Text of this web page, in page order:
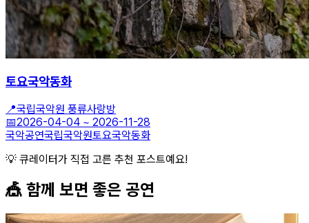
토요국악동화
📍국립국악원 풍류사랑방
📅2026-04-04 ~ 2026-11-28
국악공연국립국악원토요국악동화
💡 큐레이터가 직접 고른 추천 포스트예요!
🎪 함께 보면 좋은 공연